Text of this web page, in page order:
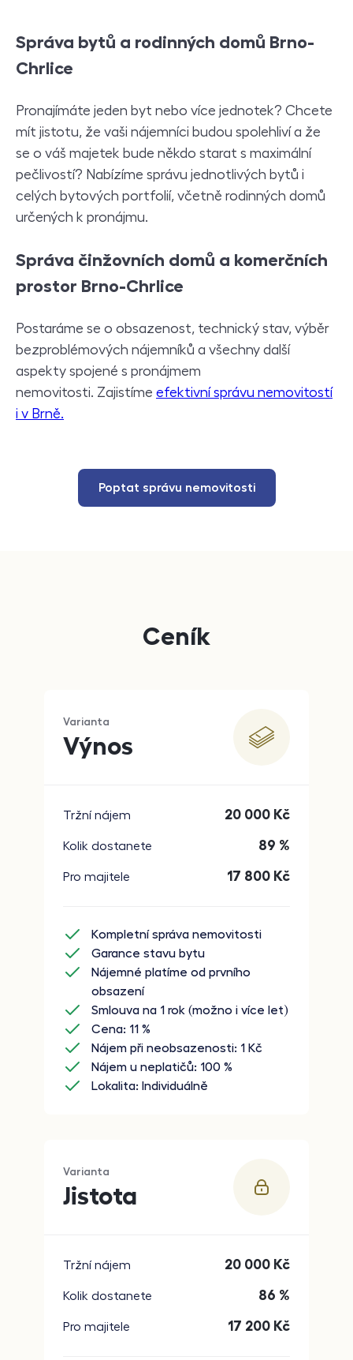
Správa bytů a rodinných domů Brno-
Chrlice
Pronajímáte jeden byt nebo více jednotek? Chcete
mít jistotu, že vaši nájemníci budou spolehliví a že
se o váš majetek bude někdo starat s maximální
pečlivostí? Nabízíme správu jednotlivých bytů i
celých bytových portfolií, včetně rodinných domů
určených k pronájmu.
Správa činžovních domů a komerčních
prostor Brno-Chrlice
Postaráme se o obsazenost, technický stav, výběr
bezproblémových nájemníků a všechny další
aspekty spojené s pronájmem
nemovitosti. Zajistíme efektivní správu nemovitostí
i v Brně.
Poptat správu nemovitosti
Ceník
Varianta
Výnos
Tržní nájem 20 000 Kč
Kolik dostanete 89 %
Pro majitele 17 800 Kč
Kompletní správa nemovitosti
Garance stavu bytu
Nájemné platíme od prvního
obsazení
Smlouva na 1 rok (možno i více let)
Cena: 11 %
Nájem při neobsazenosti: 1 Kč
Nájem u neplatičů: 100 %
Lokalita: Individuálně
Varianta
Jistota
Tržní nájem 20 000 Kč
Kolik dostanete 86 %
Pro majitele 17 200 Kč